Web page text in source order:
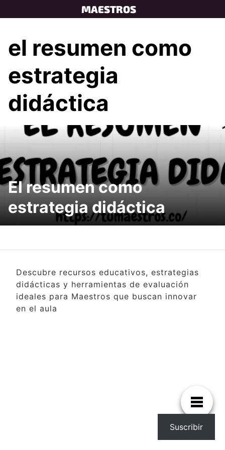
to
MAESTROS
el resumen como
estrategia
didáctica
El resumen como
estrategia didáctica
Descubre recursos educativos, estrategias
didácticas y herramientas de evaluación
ideales para Maestros que buscan innovar
en el aula
Suscribir